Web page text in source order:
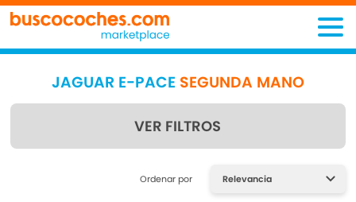
JAGUAR E-PACE SEGUNDA MANO
VER FILTROS
Encuentra lo que estás
Ordenar por